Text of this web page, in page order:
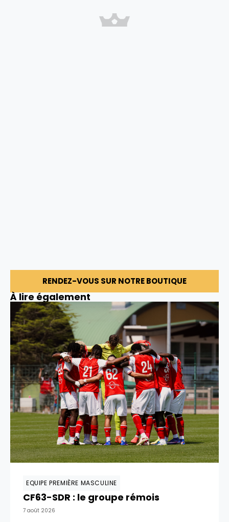
RENDEZ-VOUS SUR NOTRE BOUTIQUE
À lire également
EQUIPE PREMIÈRE MASCULINE
CF63-SDR : le groupe rémois
7 août 2026